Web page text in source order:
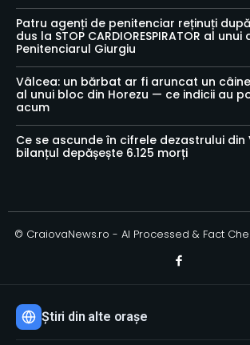
Patru agenți de penitenciar reținuți
dus la STOP CARDIORESPIRATOR al
Penitenciarul Giurgiu
Vâlcea: un bărbat ar fi aruncat un
al unui bloc din Horezu — ce indicii au
acum
Ce se ascunde în cifrele dezastrului din
bilanțul depășește 6.125 morți
© CraiovaNews.ro - AI Processed & Fact
Știri din alte orașe